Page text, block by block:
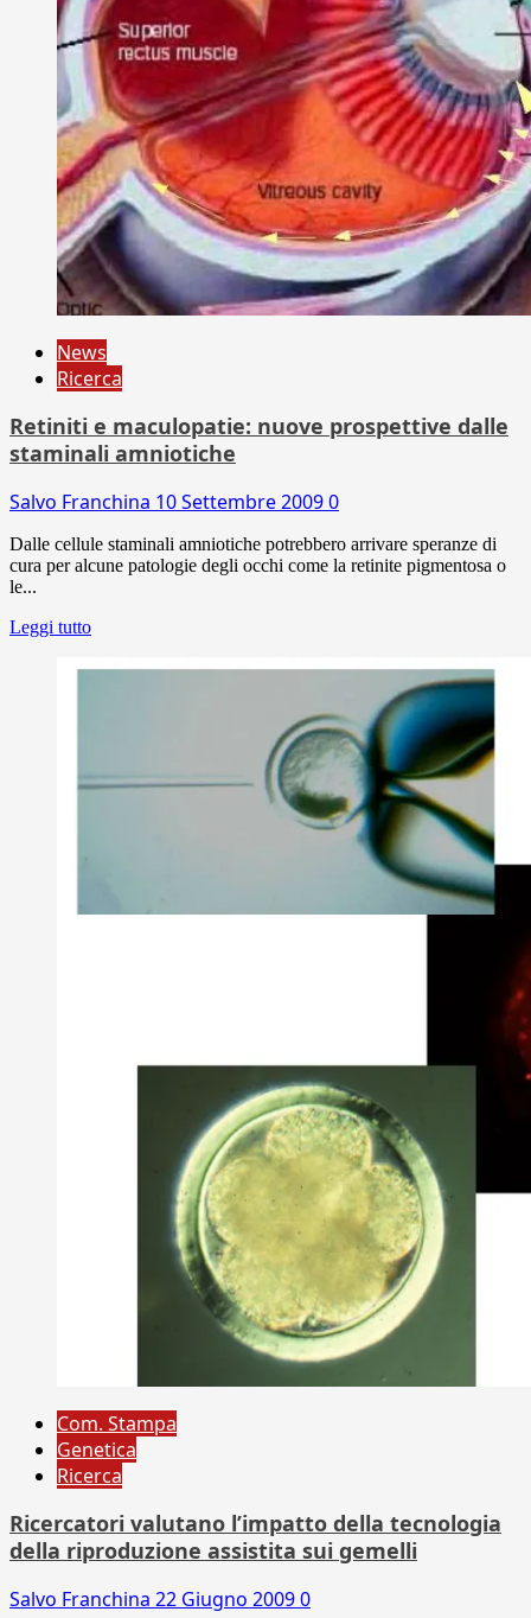
News
Ricerca
Retiniti e maculopatie: nuove prospettive dalle
staminali amniotiche
Salvo Franchina 10 Settembre 20090
Dalle cellule staminali amniotiche potrebbero arrivare speranze di
cura per alcune patologie degli occhi come la retinite pigmentosa o
le...
Leggi tutto
Com. Stampa
Genetica
Ricerca
Ricercatori valutano l’impatto della tecnologia
della riproduzione assistita sui gemelli
Salvo Franchina 22 Giugno 20090